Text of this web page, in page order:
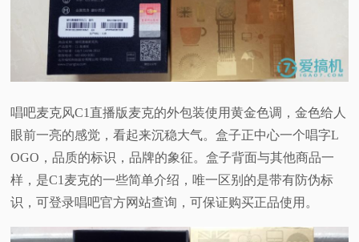
唱吧麦克风C1直播版麦克的外包装使用黄金色调，金色给人
眼前一亮的感觉，看起来沉稳大气。盒子正中心一个唱字L
OGO，品质的标识，品牌的象征。盒子背面与其他商品一
样，是C1麦克的一些简单介绍，唯一区别的是带有防伪标
识，可登录唱吧官方网站查询，可保证购买正品使用。